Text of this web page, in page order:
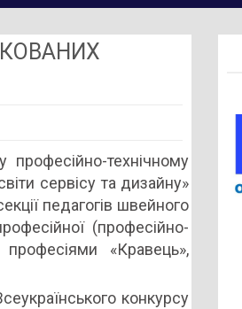
технічному
сервісу та дизайну»
педагогів швейного
(професійно-
професіями «Кравець»,
конкурсу